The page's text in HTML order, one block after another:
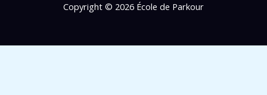
Copyright © 2026 École de Parkour